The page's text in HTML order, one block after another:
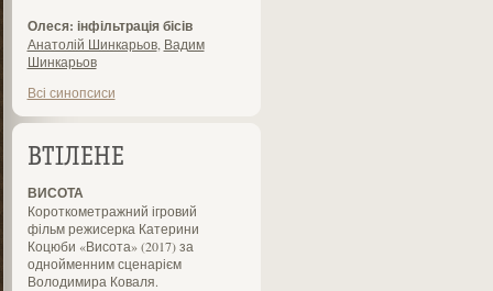
Олеся: інфільтрація бісів
Анатолій Шинкарьов, Вадим
Шинкарьов
Всі синопсиси
ВТІЛЕНЕ
ВИСОТА
Короткометражний ігровий
фільм режисерка Катерини
Коцюби «Висота» (2017) за
однойменним сценарієм
Володимира Коваля.